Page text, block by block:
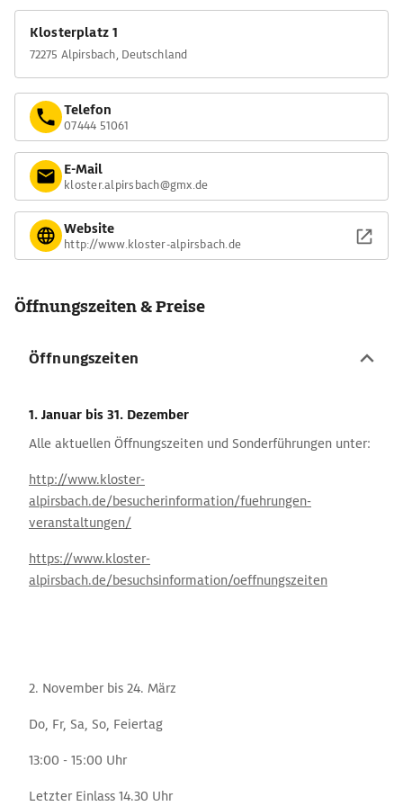
Klosterplatz 1
72275 Alpirsbach, Deutschland
Telefon
07444 51061
E-Mail
kloster.alpirsbach@gmx.de
Website
http://www.kloster-alpirsbach.de
Öffnungszeiten & Preise
Öffnungszeiten
1. Januar bis 31. Dezember
Alle aktuellen Öffnungszeiten und Sonderführungen unter:
http://www.kloster-
alpirsbach.de/besucherinformation/fuehrungen-
veranstaltungen/
https://www.kloster-
alpirsbach.de/besuchsinformation/oeffnungszeiten
2. November bis 24. März
Do, Fr, Sa, So, Feiertag
13:00 - 15:00 Uhr
Letzter Einlass 14.30 Uhr